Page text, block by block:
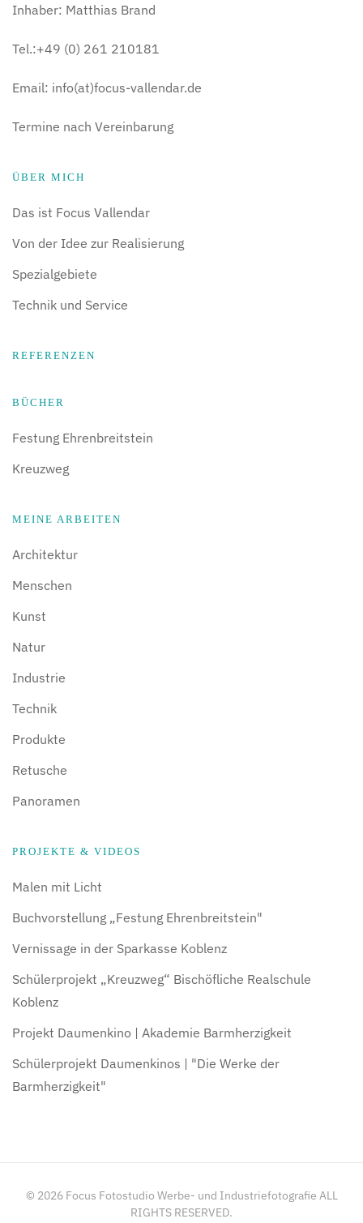
Inhaber: Matthias Brand
Tel.:+49 (0) 261 210181
Email: info(at)focus-vallendar.de
Termine nach Vereinbarung
ÜBER MICH
Das ist Focus Vallendar
Von der Idee zur Realisierung
Spezialgebiete
Technik und Service
REFERENZEN
BÜCHER
Festung Ehrenbreitstein
Kreuzweg
MEINE ARBEITEN
Architektur
Menschen
Kunst
Natur
Industrie
Technik
Produkte
Retusche
Panoramen
PROJEKTE & VIDEOS
Malen mit Licht
Buchvorstellung „Festung Ehrenbreitstein"
Vernissage in der Sparkasse Koblenz
Schülerprojekt „Kreuzweg“ Bischöfliche Realschule
Koblenz
Projekt Daumenkino | Akademie Barmherzigkeit
Schülerprojekt Daumenkinos | "Die Werke der
Barmherzigkeit"
© 2026 Focus Fotostudio Werbe- und Industriefotografie ALL
RIGHTS RESERVED.